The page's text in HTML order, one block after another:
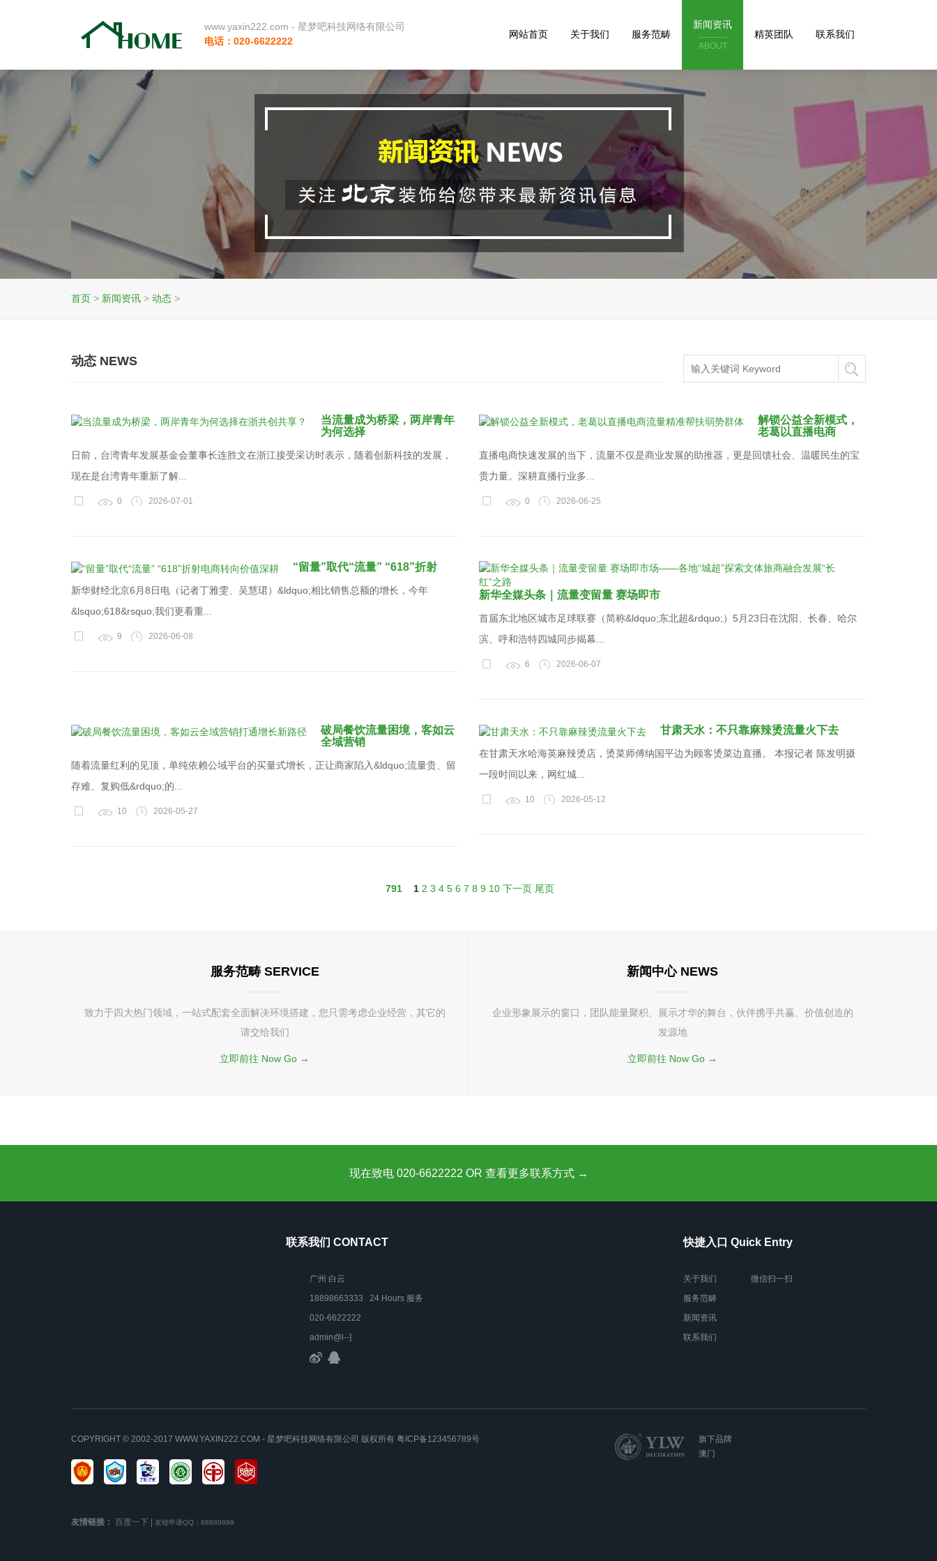
www.yaxin222.com - 星梦吧科技网络有限公司
电话：020-6622222
网站首页 关于我们 服务范畴
新闻资讯
ABOUT
精英团队 联系我们
首页 > 新闻资讯 > 动态 >
动态 NEWS
当流量成为桥梁，两岸青年
为何选择
日前，台湾青年发展基金会董事长连胜文在浙江接受采访时表示，随着创新科技的发展，
现在是台湾青年重新了解...
0 2026-07-01
解锁公益全新模式，
老葛以直播电商
直播电商快速发展的当下，流量不仅是商业发展的助推器，更是回馈社会、温暖民生的宝
贵力量。深耕直播行业多...
0 2026-06-25
“留量”取代“流量” “618”折射
新华财经北京6月8日电（记者丁雅雯、吴慧珺）&ldquo;相比销售总额的增长，今年
&lsquo;618&rsquo;我们更看重...
9 2026-06-08
新华全媒头条｜流量变留量 赛场即市
首届东北地区城市足球联赛（简称&ldquo;东北超&rdquo;）5月23日在沈阳、长春、哈尔
滨、呼和浩特四城同步揭幕...
6 2026-06-07
破局餐饮流量困境，客如云
全域营销
随着流量红利的见顶，单纯依赖公域平台的买量式增长，正让商家陷入&ldquo;流量贵、留
存难、复购低&rdquo;的...
10 2026-05-27
甘肃天水：不只靠麻辣烫流量火下去
在甘肃天水哈海英麻辣烫店，烫菜师傅纳国平边为顾客烫菜边直播。 本报记者 陈发明摄
一段时间以来，网红城...
10 2026-05-12
791 1 2 3 4 5 6 7 8 9 10 下一页 尾页
服务范畴 SERVICE
致力于四大热门领域，一站式配套全面解决环境搭建，您只需考虑企业经营，其它的
请交给我们
立即前往 Now Go →
新闻中心 NEWS
企业形象展示的窗口，团队能量聚积、展示才华的舞台，伙伴携手共赢、价值创造的
发源地
立即前往 Now Go →
现在致电 020-6622222 OR 查看更多联系方式 →
联系我们 CONTACT
广州 白云
18898663333 24 Hours 服务
020-6622222
admin@l--]
快捷入口 Quick Entry
关于我们
服务范畴
新闻资讯
联系我们
微信扫一扫
COPYRIGHT © 2002-2017 WWW.YAXIN222.COM - 星梦吧科技网络有限公司 版权所有 粤ICP备123456789号
旗下品牌
澳门
友情链接： 百度一下 友链申请QQ：88889999